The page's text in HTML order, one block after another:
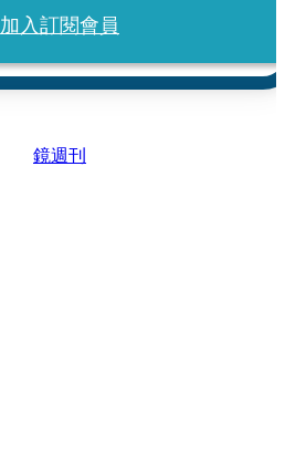
加入訂閱會員
鏡週刊